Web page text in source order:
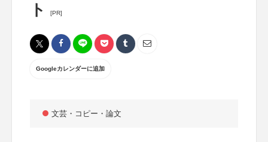
ト
[PR]
Googleカレンダーに追加
文芸・コピー・論文